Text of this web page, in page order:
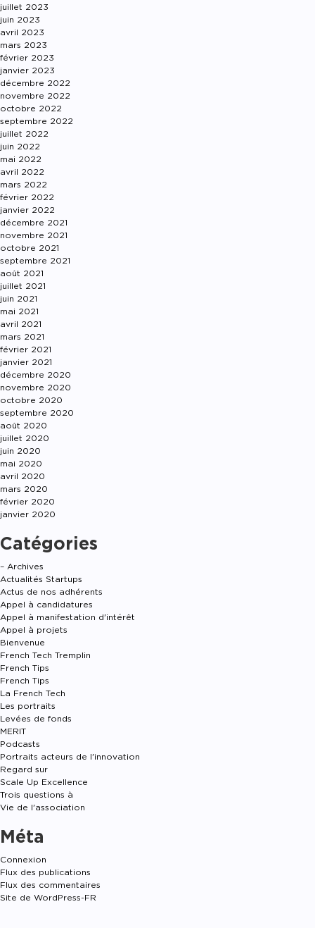
juillet 2023
juin 2023
avril 2023
mars 2023
février 2023
janvier 2023
décembre 2022
novembre 2022
octobre 2022
septembre 2022
juillet 2022
juin 2022
mai 2022
avril 2022
mars 2022
février 2022
janvier 2022
décembre 2021
novembre 2021
octobre 2021
septembre 2021
août 2021
juillet 2021
juin 2021
mai 2021
avril 2021
mars 2021
février 2021
janvier 2021
décembre 2020
novembre 2020
octobre 2020
septembre 2020
août 2020
juillet 2020
juin 2020
mai 2020
avril 2020
mars 2020
février 2020
janvier 2020
Catégories
– Archives
Actualités Startups
Actus de nos adhérents
Appel à candidatures
Appel à manifestation d'intérêt
Appel à projets
Bienvenue
French Tech Tremplin
French Tips
French Tips
La French Tech
Les portraits
Levées de fonds
MERIT
Podcasts
Portraits acteurs de l'innovation
Regard sur
Scale Up Excellence
Trois questions à
Vie de l'association
Méta
Connexion
Flux des publications
Flux des commentaires
Site de WordPress-FR